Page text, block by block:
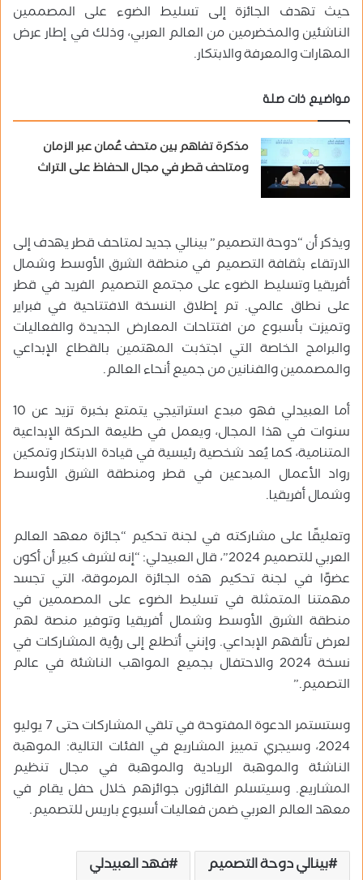
حيث تهدف الجائزة إلى تسليط الضوء على المصممين
الناشئين والمخضرمين من العالم العربي، وذلك في إطار عرض
المهارات والمعرفة والابتكار.
مواضيع ذات صلة
مذكرة تفاهم بين متحف عُمان عبر الزمان
ومتاحف قطر في مجال الحفاظ على التراث
ويذكر أن “دوحة التصميم” بينالي جديد لمتاحف قطر يهدف إلى
الارتقاء بثقافة التصميم في منطقة الشرق الأوسط وشمال
أفريقيا وتسليط الضوء على مجتمع التصميم الفريد في قطر
على نطاق عالمي. تم إطلاق النسخة الافتتاحية في فبراير
وتميزت بأسبوع من افتتاحات المعارض الجديدة والفعاليات
والبرامج الخاصة التي اجتذبت المهتمين بالقطاع الإبداعي
والمصممين والفنانين من جميع أنحاء العالم.
أما العبيدلي فهو مبدع استراتيجي يتمتع بخبرة تزيد عن 10
سنوات في هذا المجال، ويعمل في طليعة الحركة الإبداعية
المتنامية، كما يُعد شخصية رئيسية في قيادة الابتكار وتمكين
رواد الأعمال المبدعين في قطر ومنطقة الشرق الأوسط
وشمال أفريقيا.
وتعليقًا على مشاركته في لجنة تحكيم “جائزة معهد العالم
العربي للتصميم 2024”، قال العبيدلي: “إنه لشرف كبير أن أكون
عضوًا في لجنة تحكيم هذه الجائزة المرموقة، التي تجسد
مهمتنا المتمثلة في تسليط الضوء على المصممين في
منطقة الشرق الأوسط وشمال أفريقيا وتوفير منصة لهم
لعرض تألقهم الإبداعي. وإنني أتطلع إلى رؤية المشاركات في
نسخة 2024 والاحتفال بجميع المواهب الناشئة في عالم
التصميم.”
وستستمر الدعوة المفتوحة في تلقي المشاركات حتى 7 يوليو
2024، وسيجري تمييز المشاريع في الفئات التالية: الموهبة
الناشئة والموهبة الريادية والموهبة في مجال تنظيم
المشاريع. وسيتسلم الفائزون جوائزهم خلال حفل يقام في
معهد العالم العربي ضمن فعاليات أسبوع باريس للتصميم.
بينالي دوحة التصميم
فهد العبيدلي